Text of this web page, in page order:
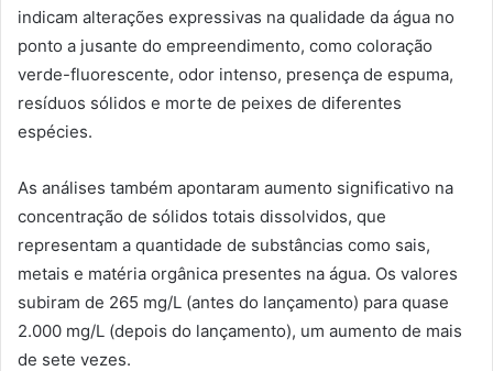
indicam alterações expressivas na qualidade da água no
ponto a jusante do empreendimento, como coloração
verde-fluorescente, odor intenso, presença de espuma,
resíduos sólidos e morte de peixes de diferentes
espécies.
As análises também apontaram aumento significativo na
concentração de sólidos totais dissolvidos, que
representam a quantidade de substâncias como sais,
metais e matéria orgânica presentes na água. Os valores
subiram de 265 mg/L (antes do lançamento) para quase
2.000 mg/L (depois do lançamento), um aumento de mais
de sete vezes.